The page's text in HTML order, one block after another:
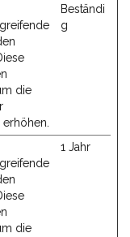
die
Beständi
g
die
1 Jahr